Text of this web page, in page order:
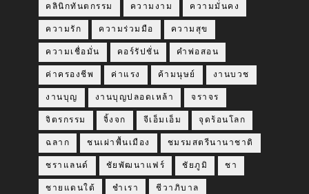
คลินิกทันตกรรม ความงาม ความมั่นคง
ความรัก ความร่วมมือ ความสุข
ความเชื่อมั่น คอร์รัปชั่น คำพ่อสอน
ค่าครองชีพ ค่าแรง ค้ามนุษย์ งานบวช
งานบุญ งานบุญปลอดเหล้า จราจร
จิตรกรรม จิ้งจก จีเอ็มเอ็ม จุดร้อนโลก
ฉลาก ชนเผ่าพื้นเมือง ชมรมสตรีนานาชาติ
ชราแลนด์ ชัยพัฒนาแฟร์ ชัยภูมิ ชา
ชายแดนใต้ ชำเรา ชีวาภิบาล